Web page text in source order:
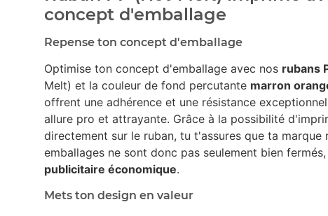
concept d'emballage
Repense ton concept d'emballage
Optimise ton concept d'emballage avec nos rubans
Melt) et la couleur de fond percutante marron
offrent une adhérence et une résistance
allure pro et attrayante. Grâce à la possibilité
directement sur le ruban, tu t'assures que ta
emballages ne sont donc pas seulement bien
publicitaire économique.
Mets ton design en valeur